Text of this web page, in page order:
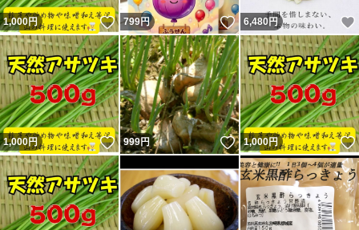
1,000円 いいね！
799円 いいね！
6,480 円
1,000円 いいね！
999円 いいね！
1,000円